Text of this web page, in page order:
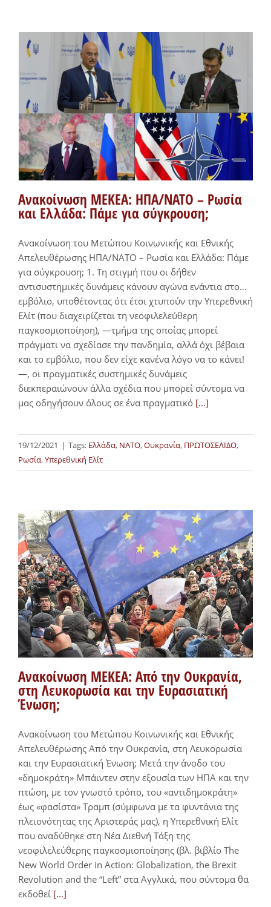
Ανακοίνωση ΜΕΚΕΑ: ΗΠΑ/ΝΑΤΟ – Ρωσία
και Ελλάδα: Πάμε για σύγκρουση;
Ανακοίνωση του Μετώπου Κοινωνικής και Εθνικής
Απελευθέρωσης ΗΠΑ/ΝΑΤΟ – Ρωσία και Ελλάδα: Πάμε
για σύγκρουση; 1. Τη στιγμή που οι δήθεν
αντισυστημικές δυνάμεις κάνουν αγώνα ενάντια στο…
εμβόλιο, υποθέτοντας ότι έτσι χτυπούν την Υπερεθνική
Ελίτ (που διαχειρίζεται τη νεοφιλελεύθερη
παγκοσμιοποίηση), —τμήμα της οποίας μπορεί
πράγματι να σχεδίασε την πανδημία, αλλά όχι βέβαια
και το εμβόλιο, που δεν είχε κανένα λόγο να το κάνει!
—, οι πραγματικές συστημικές δυνάμεις
διεκπεραιώνουν άλλα σχέδια που μπορεί σύντομα να
μας οδηγήσουν όλους σε ένα πραγματικό [...]
19/12/2021 | Tags: Ελλάδα, ΝΑΤΟ,Ουκρανία, ΠΡΩΤΟΣΕΛΙΔΟ,
Ρωσία,Υπερεθνική Ελίτ
Ανακοίνωση ΜΕΚΕΑ: Από την Ουκρανία,
στη Λευκορωσία και την Ευρασιατική
Ένωση;
Ανακοίνωση του Μετώπου Κοινωνικής και Εθνικής
Απελευθέρωσης Από την Ουκρανία, στη Λευκορωσία
και την Ευρασιατική Ένωση; Μετά την άνοδο του
«δημοκράτη» Μπάιντεν στην εξουσία των ΗΠΑ και την
πτώση, με τον γνωστό τρόπο, του «αντιδημοκράτη»
έως «φασίστα» Τραμπ (σύμφωνα με τα φυντάνια της
πλειονότητας της Αριστεράς μας), η Υπερεθνική Ελίτ
που αναδύθηκε στη Νέα Διεθνή Τάξη της
νεοφιλελεύθερης παγκοσμιοποίησης (βλ. βιβλίο The
New World Order in Action: Globalization, the Brexit
Revolution and the “Left” στα Αγγλικά, που σύντομα θα
εκδοθεί [...]